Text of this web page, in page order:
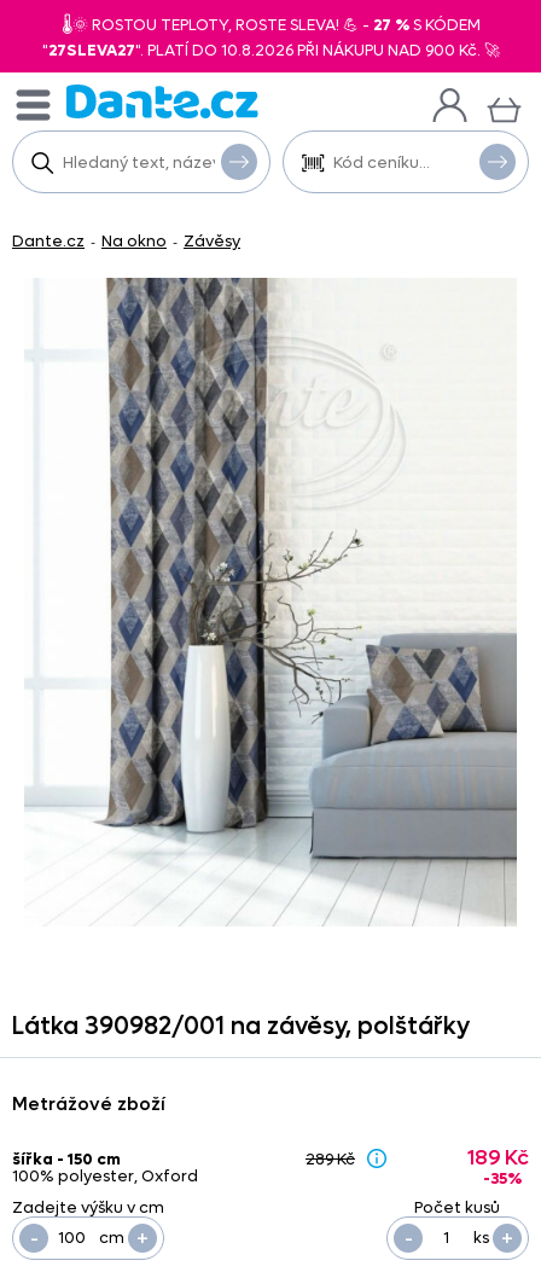
🌡️🌞 ROSTOU TEPLOTY, ROSTE SLEVA! 💪 - 27 %S KÓDEM
"27SLEVA27". PLATÍ DO 10.8.2026 PŘI NÁKUPU NAD 900 Kč. 🚀
Dante.cz - Na okno - Závěsy
Látka 390982/001 na závěsy, polštářky
Metrážové zboží
šířka - 150 cm
100% polyester, Oxford
cm +
- ks +
-
289 Kč 189 Kč
-35%